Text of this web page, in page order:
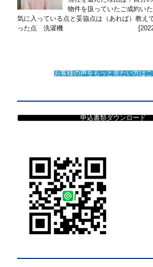
物件を扱っていたご成約い
気に入っている点と妥協点は（あれば）教え
った点 洗濯機
お客様の声をもっと見たい方は
申込書類ダウンロード